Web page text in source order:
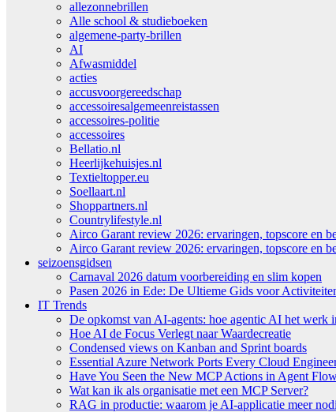
allezonnebrillen
Alle school & studieboeken
algemene-party-brillen
AI
Afwasmiddel
acties
accusvoorgereedschap
accessoiresalgemeenreistassen
accessoires-politie
accessoires
Bellatio.nl
Heerlijkehuisjes.nl
Textieltopper.eu
Soellaart.nl
Shoppartners.nl
Countrylifestyle.nl
Airco Garant review 2026: ervaringen, topscore en
Airco Garant review 2026: ervaringen, topscore en
seizoensgidsen
Carnaval 2026 datum voorbereiding en slim kopen
Pasen 2026 in Ede: De Ultieme Gids voor
IT Trends
De opkomst van AI-agents: hoe agentic AI het werk
Hoe AI de Focus Verlegt naar Waardecreatie
Condensed views on Kanban and Sprint boards
Essential Azure Network Ports Every Cloud
Have You Seen the New MCP Actions in Agent
Wat kan ik als organisatie met een MCP Server?
RAG in productie: waarom je AI-applicatie meer